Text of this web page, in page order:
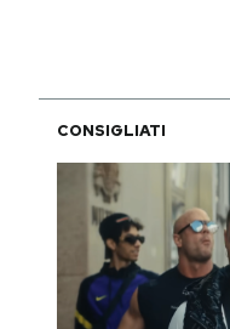
I MIEI PREFERITI
SHOP
CALENDARIO
CONSIGLIATI